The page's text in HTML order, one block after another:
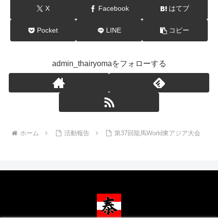
X Facebook はてブ
Pocket LINE コピー
admin_thairyomaをフォローする
ホーム 活動報告 第37回龍馬World東アジア大会